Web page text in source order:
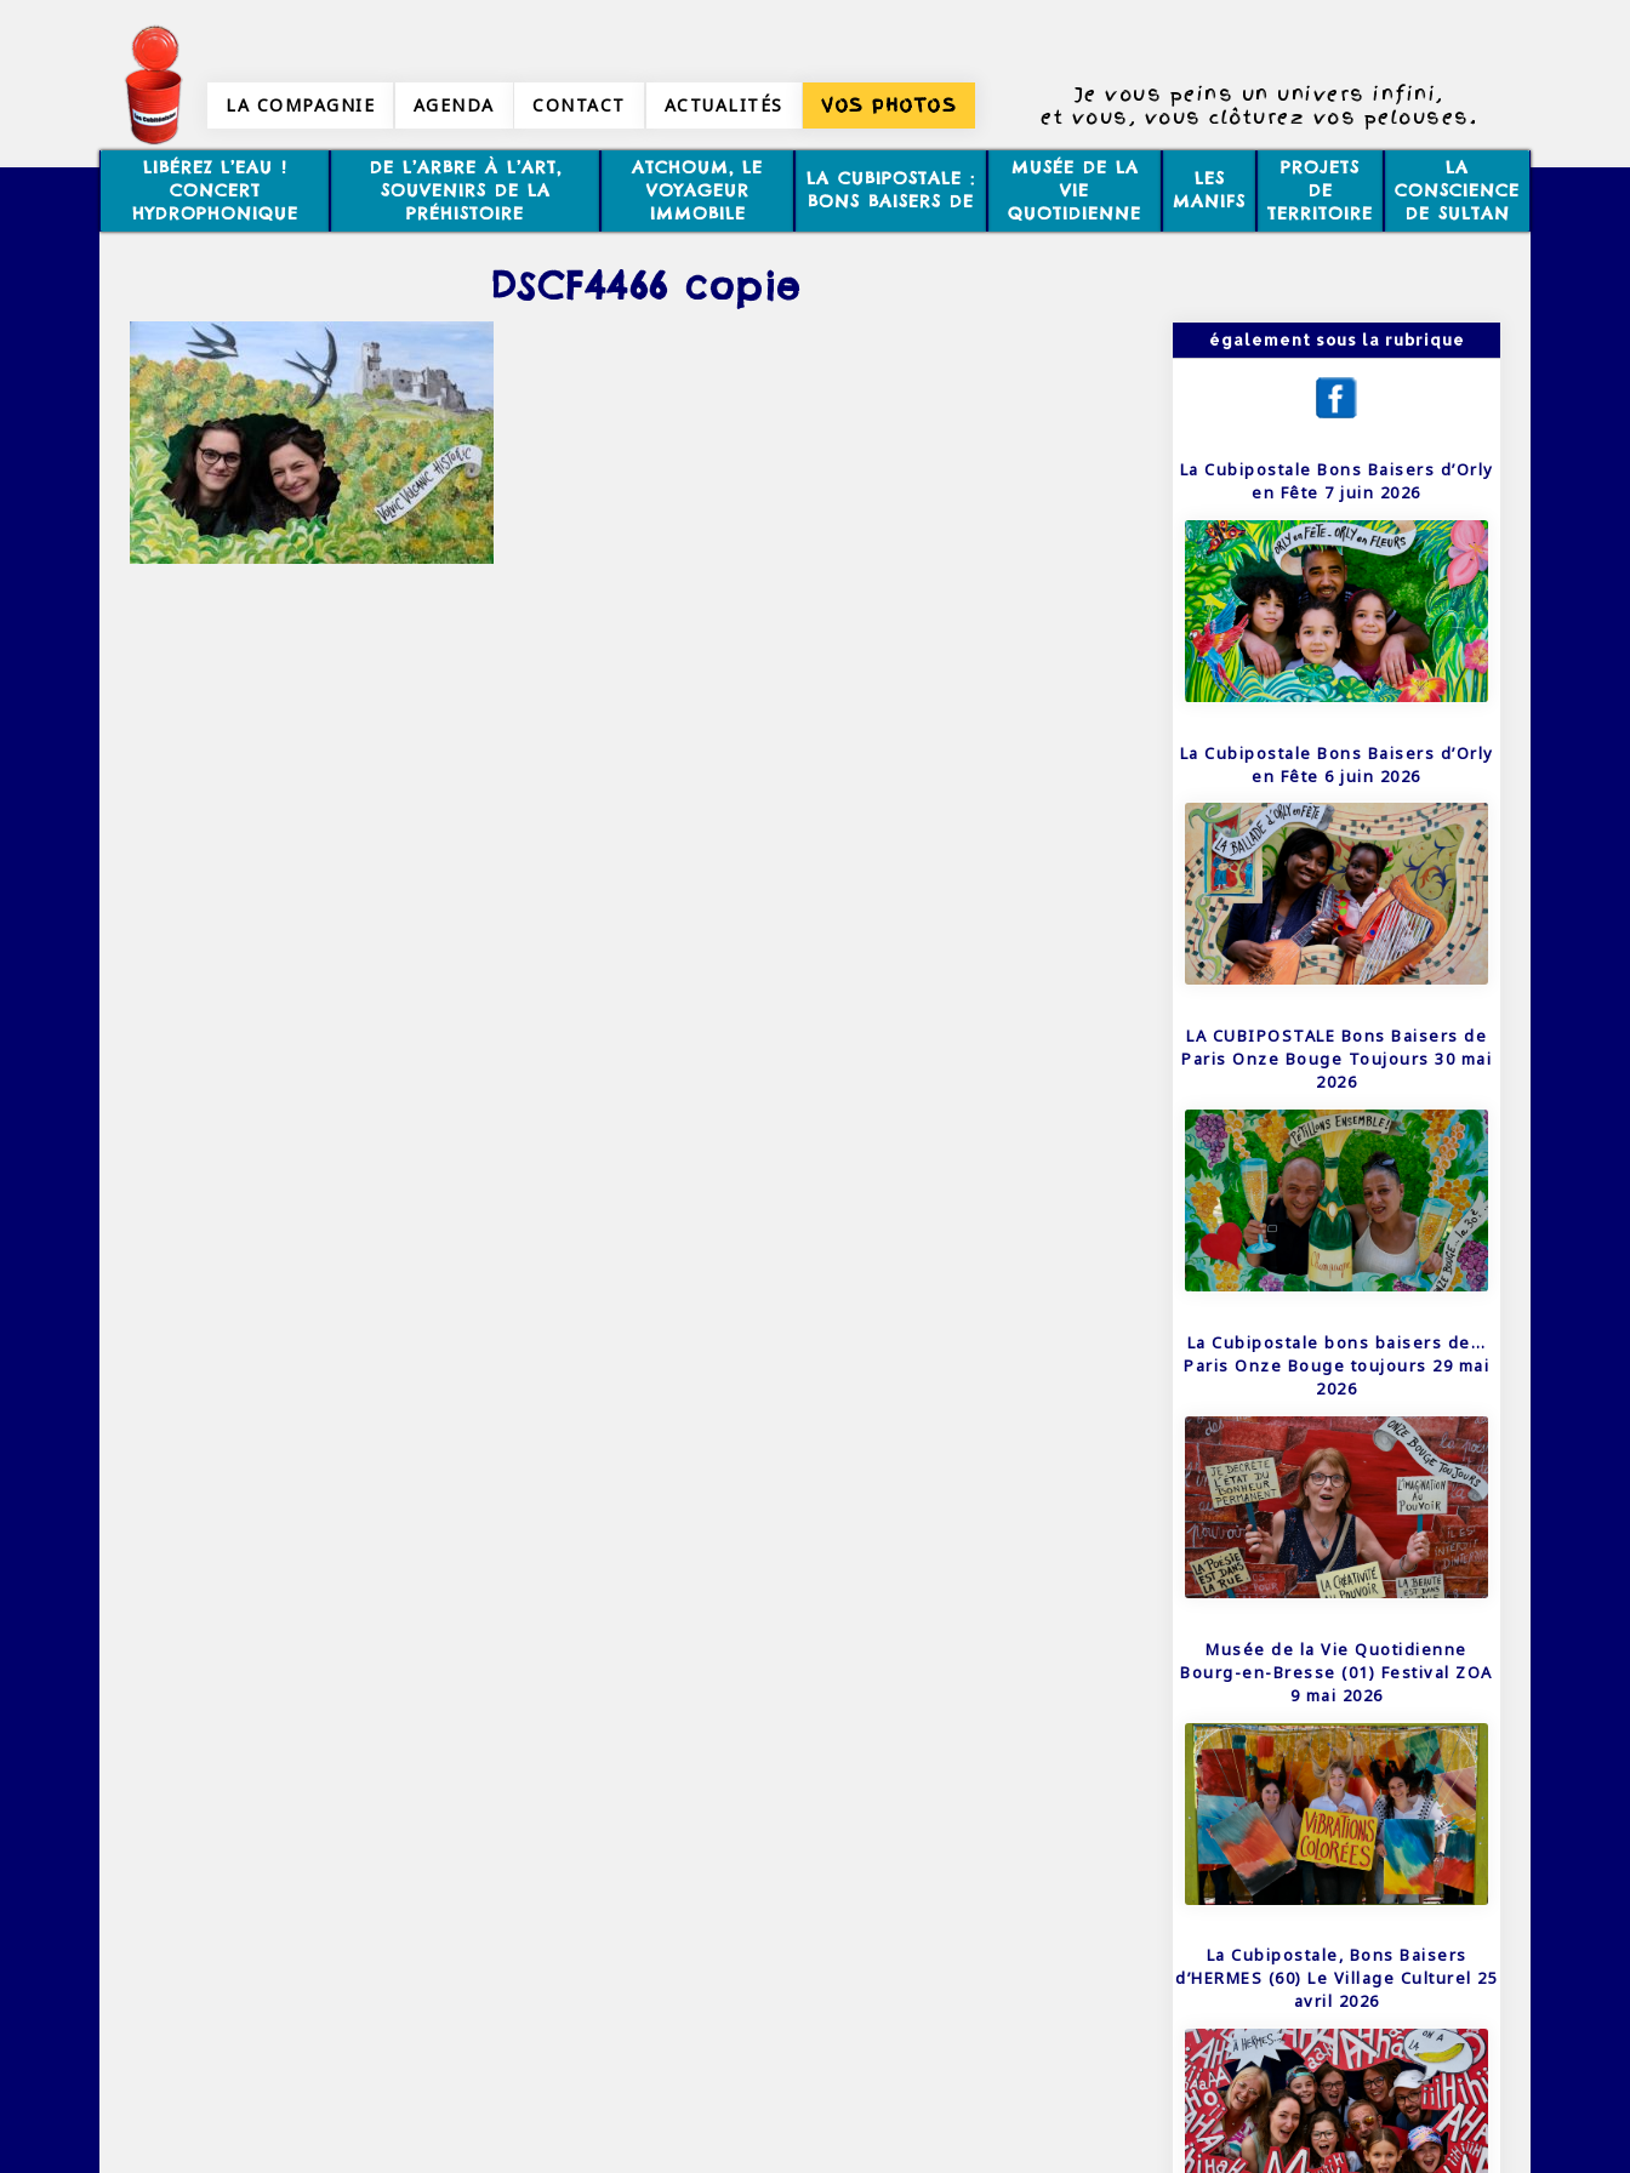
LA COMPAGNIE AGENDA CONTACT ACTUALITÉS VOS PHOTOS
Je vous peins un univers infini,
et vous, vous clôturez vos pelouses.
Vie de papa/Les paroles
6060/50
LIBÉREZ L’EAU !
CONCERT
HYDROPHONIQUE
DE L’ARBRE À L’ART,
SOUVENIRS DE LA
PRÉHISTOIRE
ATCHOUM, LE
VOYAGEUR
IMMOBILE
LA CUBIPOSTALE :
BONS BAISERS DE
MUSÉE DE LA
VIE
QUOTIDIENNE
LES
MANIFS
PROJETS
DE
TERRITOIRE
LA
CONSCIENCE
DE SULTAN
DSCF4466 copie
également sous la rubrique
La Cubipostale Bons Baisers d’Orly
en Fête 7 juin 2026
La Cubipostale Bons Baisers d’Orly
en Fête 6 juin 2026
LA CUBIPOSTALE Bons Baisers de
Paris Onze Bouge Toujours 30 mai
2026
La Cubipostale bons baisers de…
Paris Onze Bouge toujours 29 mai
2026
Musée de la Vie Quotidienne
Bourg-en-Bresse (01) Festival ZOA
9 mai 2026
La Cubipostale, Bons Baisers
d’HERMES (60) Le Village Culturel 25
avril 2026